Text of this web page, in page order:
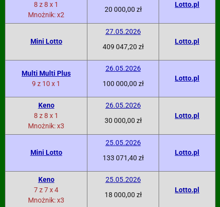
8 z 8 x 1
Mnożnik: x2
20 000,00 zł
Lotto.pl
Mini Lotto
27.05.2026
409 047,20 zł
Lotto.pl
Multi Multi Plus
9 z 10 x 1
26.05.2026
100 000,00 zł
Lotto.pl
Keno
8 z 8 x 1
Mnożnik: x3
26.05.2026
30 000,00 zł
Lotto.pl
Mini Lotto
25.05.2026
133 071,40 zł
Lotto.pl
Keno
7 z 7 x 4
Mnożnik: x3
25.05.2026
18 000,00 zł
Lotto.pl